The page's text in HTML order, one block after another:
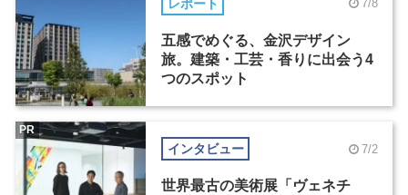
レポート 7/8
五感でめぐる、金沢デザイン
旅。建築・工芸・香りに出会う4
つのスポット
インタビュー 7/2
世界最古の美術展「ヴェネチ
PR